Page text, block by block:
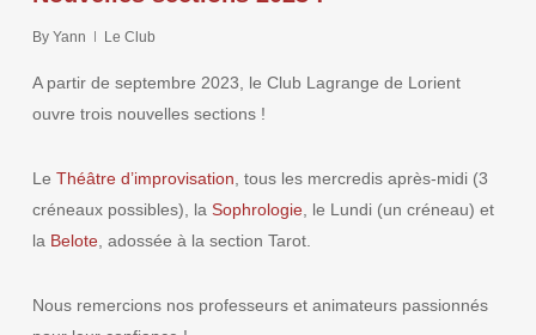
By Yann Le Club
A partir de septembre 2023, le Club Lagrange de Lorient
ouvre trois nouvelles sections !
Le Théâtre d’improvisation, tous les mercredis après-midi (3
créneaux possibles), la Sophrologie, le Lundi (un créneau) et
la Belote, adossée à la section Tarot.
Nous remercions nos professeurs et animateurs passionnés